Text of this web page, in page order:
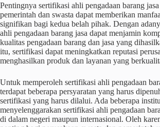
Pentingnya sertifikasi ahli pengadaan barang
pemerintah dan swasta dapat memberikan
signifikan bagi kedua belah pihak. Dengan
ahli pengadaan barang jasa dapat menjamin
kualitas pengadaan barang dan jasa yang
itu, sertifikasi dapat meningkatkan reputasi
menghasilkan produk dan layanan yang
Untuk memperoleh sertifikasi ahli pengadaan
terdapat beberapa persyaratan yang harus
sertifikasi yang harus dilalui. Ada beberapa
menyelenggarakan sertifikasi ahli pengadaan
di dalam negeri maupun internasional. Oleh